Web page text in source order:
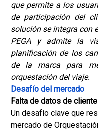
que permite a los
de participación del
solución se integra con
PEGA y admite la
planificación de los
de la marca para
orquestación del viaje.
Desafío del mercado
Falta de datos de
Un desafío clave que
mercado de